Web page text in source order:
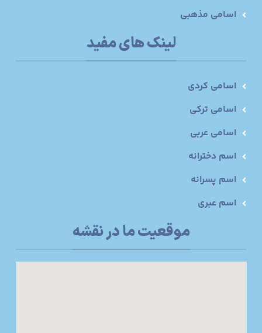
اسامی مذهبی
لینک های مفید
اسامی کردی
اسامی ترکی
اسامی عربی
اسم دخترانه
اسم پسرانه
اسم عبری
موقعیت ما در نقشه